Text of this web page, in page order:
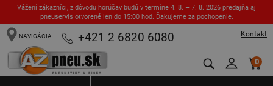
Vážení zákazníci, z dôvodu horúčav budú v termíne 4. 8. – 7. 8. 2026 predajňa aj
pneuservis otvorené len do 15:00 hod. Ďakujeme za pochopenie.
Kontakt
NAVIGÁCIA +421 2 6820 6080
0